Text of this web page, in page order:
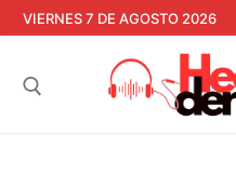
contenido
VIERNES 7 DE AGOSTO 2026